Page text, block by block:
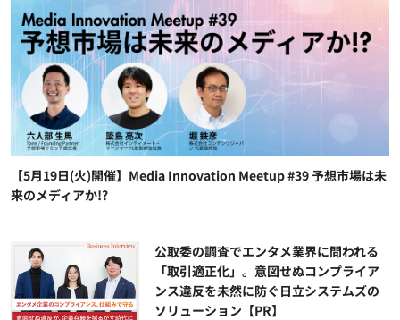
【5月19日(火)開催】Media Innovation Meetup #39 予想市場は未
来のメディアか!?
公​​取委の調査でエンタメ業界に問われる
「取引適正化」。意図せぬコンプライア
ンス違反を未然に防ぐ日立システムズの
ソリューション​【PR】